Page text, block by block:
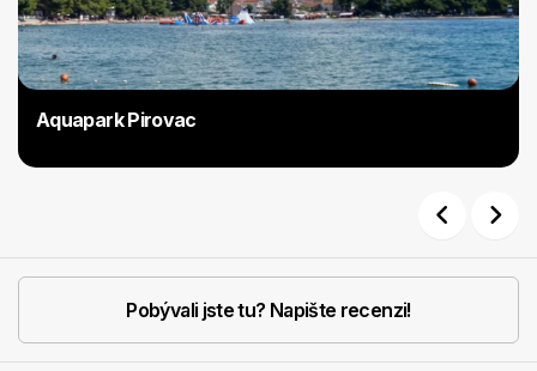
Aquapark Pirovac
Pobývali jste tu? Napište recenzi!